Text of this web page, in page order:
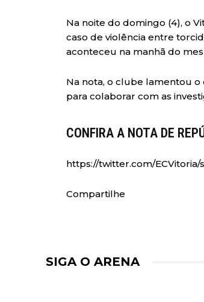
Na noite do domingo (4), o
caso de violência entre
aconteceu na manhã do
Na nota, o clube lamentou
para colaborar com as
CONFIRA A NOTA DE
https://twitter.com/ECVitoria/
Compartilhe
SIGA O ARENA